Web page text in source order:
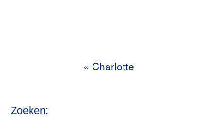
« Charlotte
Zoeken: